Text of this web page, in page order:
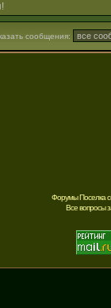
сообщения:
Форумы Поселка
Все вопросы